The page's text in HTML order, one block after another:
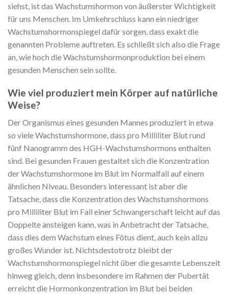
siehst, ist das Wachstumshormon von äußerster Wichtigkeit
für uns Menschen. Im Umkehrschluss kann ein niedriger
Wachstumshormonspiegel dafür sorgen, dass exakt die
genannten Probleme auftreten. Es schließt sich also die Frage
an, wie hoch die Wachstumshormonproduktion bei einem
gesunden Menschen sein sollte.
Wie viel produziert mein Körper auf natürliche
Weise?
Der Organismus eines gesunden Mannes produziert in etwa
so viele Wachstumshormone, dass pro Milliliter Blut rund
fünf Nanogramm des HGH-Wachstumshormons enthalten
sind. Bei gesunden Frauen gestaltet sich die Konzentration
der Wachstumshormone im Blut im Normalfall auf einem
ähnlichen Niveau. Besonders interessant ist aber die
Tatsache, dass die Konzentration des Wachstumshormons
pro Milliliter Blut im Fall einer Schwangerschaft leicht auf das
Doppelte ansteigen kann, was in Anbetracht der Tatsache,
dass dies dem Wachstum eines Fötus dient, auch kein allzu
großes Wunder ist. Nichtsdestotrotz bleibt der
Wachstumshormonspiegel nicht über die gesamte Lebenszeit
hinweg gleich, denn insbesondere im Rahmen der Pubertät
erreicht die Hormonkonzentration im Blut bei beiden